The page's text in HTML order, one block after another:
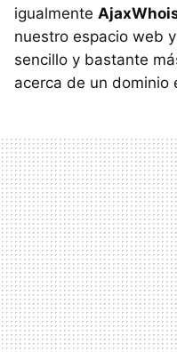
igualmente
nuestro espacio web
sencillo y bastante
acerca de un dominio